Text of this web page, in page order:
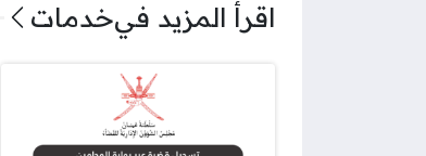
اقرأ المزيد فيخدمات